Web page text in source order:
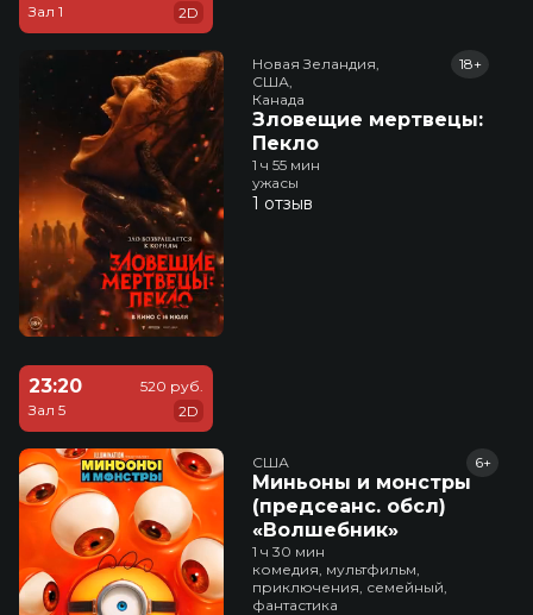
Зал 1
2D
Новая Зеландия,
США,
Канада
Зловещие мертвецы:
Пекло
18+
1 ч 55 мин
ужасы
1 отзыв
23:20
Зал 5
520 руб.
2D
США
Миньоны и монстры
(предсеанс. обсл)
«Волшебник»
6+
1 ч 30 мин
комедия, мультфильм,
приключения, семейный,
фантастика